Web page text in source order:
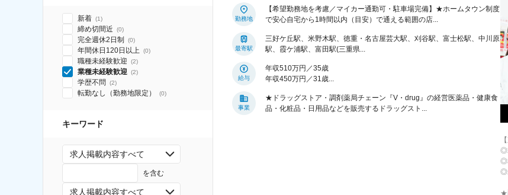
新着 (1)
締め切間近 (0)
完全週休2日制 (0)
年間休日120日以上 (0)
職種未経験歓迎 (2)
業種未経験歓迎 (2)
学歴不問 (2)
転勤なし（勤務地限定） (0)
キーワード
求人掲載内容すべて
を含む
求人掲載内容すべて
勤務地
【希望勤務地を考慮／マイカー通勤可・駐車場完備】★ホームタウン制度
で安心自宅から1時間以内（目安）で通える範囲の店...
最寄駅
三好ケ丘駅、米野木駅、徳重・名古屋芸大駅、刈谷駅、富士松駅、中川原
駅、霞ケ浦駅、富田駅(三重県...
給与
年収510万円／35歳
年収450万円／31歳...
事業
★ドラッグストア・調剤薬局チェーン『V・drug』の経営医薬品・健康食
品・化粧品・日用品などを販売するドラッグスト...
◎
◎
★